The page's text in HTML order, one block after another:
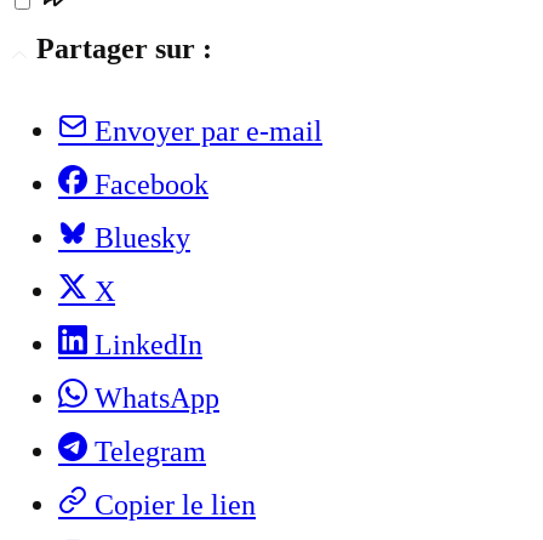
Partager sur :
Envoyer par e-mail
Facebook
Bluesky
X
LinkedIn
WhatsApp
Telegram
Copier le lien